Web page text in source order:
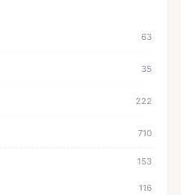
63
35
222
710
153
116